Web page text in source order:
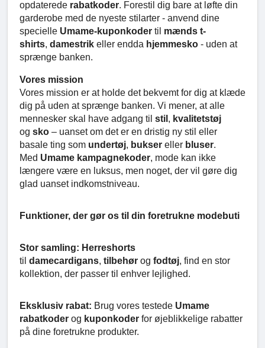
opdaterede rabatkoder. Forestil dig bare at løfte din
garderobe med de nyeste stilarter - anvend dine
specielle Umame-kuponkoder til mænds t-
shirts, damestrik eller endda hjemmesko - uden at
sprænge banken.
Vores mission
Vores mission er at holde det bekvemt for dig at klæde
dig på uden at sprænge banken. Vi mener, at alle
mennesker skal have adgang til stil , kvalitetstøj
og sko – uanset om det er en dristig ny stil eller
basale ting som undertøj, bukser eller bluser.
Med Umame kampagnekoder, mode kan ikke
længere være en luksus, men noget, der vil gøre dig
glad uanset indkomstniveau.
Funktioner, der gør os til din foretrukne modebuti
Stor samling: Herreshorts
til damecardigans, tilbehør og fodtøj, find en stor
kollektion, der passer til enhver lejlighed.
Eksklusiv rabat: Brug vores testede Umame
rabatkoder og kuponkoder for øjeblikkelige rabatter
på dine foretrukne produkter.